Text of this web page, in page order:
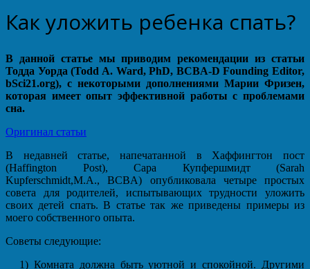
Как уложить ребенка спать?
В данной статье мы приводим рекомендации из статьи
Тодда Уорда (Todd A. Ward, PhD, BCBA-D Founding Editor,
bSci21.org), с некоторыми дополнениями Марии Фризен,
которая имеет опыт эффективной работы с проблемами
сна.
Оригинал статьи
В недавней статье, напечатанной в Хаффингтон пост
(Haffington Post), Сара Купфершмидт (Sarah
Kupferschmidt,M.A., BCBA) опубликовала четыре простых
совета для родителей, испытывающих трудности уложить
своих детей спать. В статье так же приведены примеры из
моего собственного опыта.
Советы следующие:
1) Комната должна быть уютной и спокойной. Другими